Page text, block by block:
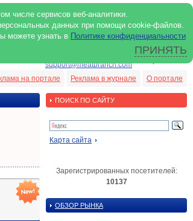
числе сервисов веб-аналитики.
данных при помощи cookie-файлов.
можете узнать в Политике конфиденциальности
ПРИНЯТЬ
support@meatbranch.com
О портале
Реклама в журнале
на портале
ПОИСК ПО САЙТУ
Карта сайта
Зарегистрированных посетителей:
10137
ОБЗОР РЫНКА